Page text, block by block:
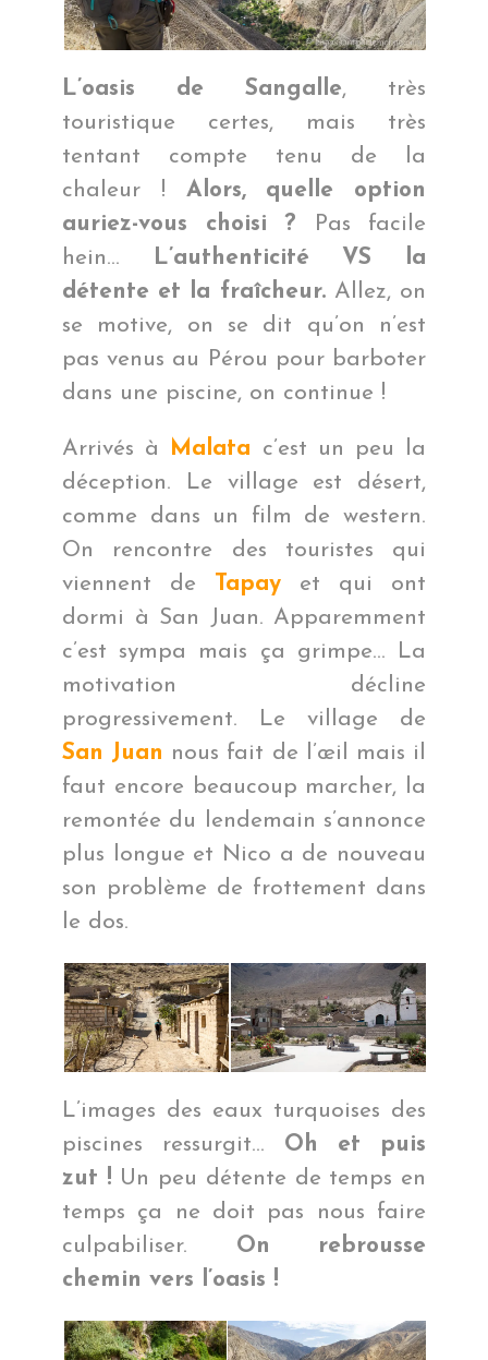
L’oasis de Sangalle, très
touristique certes, mais très
tentant compte tenu de la
chaleur ! Alors, quelle option
auriez-vous choisi ? Pas facile
hein…
L’authenticité VS la
détente et la fraîcheur.Allez, on
se motive, on se dit qu’on n’est
pas venus au Pérou pour barboter
dans une piscine, on continue !
Arrivés à Malata c’est un peu la
déception. Le village est désert,
comme dans un film de western.
On rencontre des touristes qui
viennent de Tapay et qui ont
dormi à San Juan. Apparemment
c’est sympa mais ça grimpe… La
motivation décline
progressivement. Le village de
San Juan nous fait de l’œil mais il
faut encore beaucoup marcher, la
remontée du lendemain s’annonce
plus longue et Nico a de nouveau
son problème de frottement dans
le dos.
L’images des eaux turquoises des
piscines ressurgit… Oh et puis
zut ! Un peu détente de temps en
temps ça ne doit pas nous faire
culpabiliser. On rebrousse
chemin vers l’oasis !